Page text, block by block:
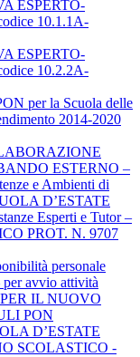
ESPERTO-
10.1.1A-
ESPERTO-
10.2.2A-
per la Scuola delle
2014-2020
ESTERNO –
e Ambienti di
D’ESTATE
Esperti e Tutor –
PROT. N. 9707
personale
avvio attività
IL NUOVO
PON
D’ESTATE
SCOLASTICO -